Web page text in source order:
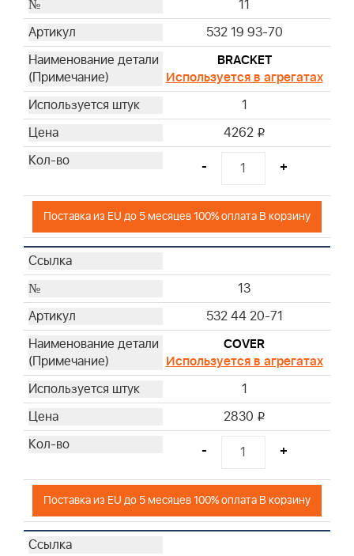
11
532 19 93-70
BRACKET
Используется в агрегатах
1
4262 i
- +
Поставка из EU до 5 месяцев 100% оплата В корзину
13
532 44 20-71
COVER
Используется в агрегатах
1
2830 i
- +
Поставка из EU до 5 месяцев 100% оплата В корзину